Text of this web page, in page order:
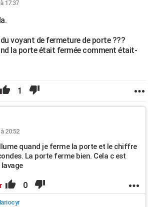
17:37
voyant de fermeture de porte ???
la porte était fermée comment était-
1
20:52
quand je ferme la porte et le chiffre
La porte ferme bien. Cela c est
0